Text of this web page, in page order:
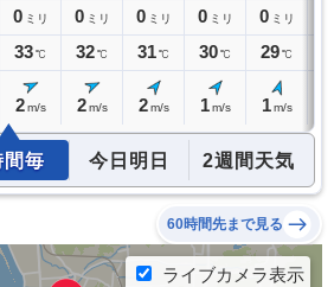
0 ミリ
33℃
2 m/s
0 ミリ
32℃
2 m/s
0 ミリ
31℃
2 m/s
0 ミリ
30℃
1 m/s
0 ミリ
29℃
1 m/s
間毎 今日明日 2週間天気
60時間先まで見る